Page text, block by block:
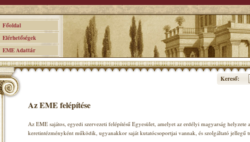
Főoldal
Elérhetőségek
EME Adattár
Kereső:
Az EME felépítése
Az EME sajátos, egyedi szervezeti felépítésű Egyesület, amelyet az erdélyi magyarság
keretintézményként működik, ugyanakkor saját kutatócsoportjai vannak, és szolgáltató jellegű